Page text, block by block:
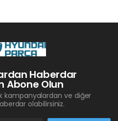
Haberdar
Abone Olun
kampanyalardan ve diğer
olabilirsiniz.